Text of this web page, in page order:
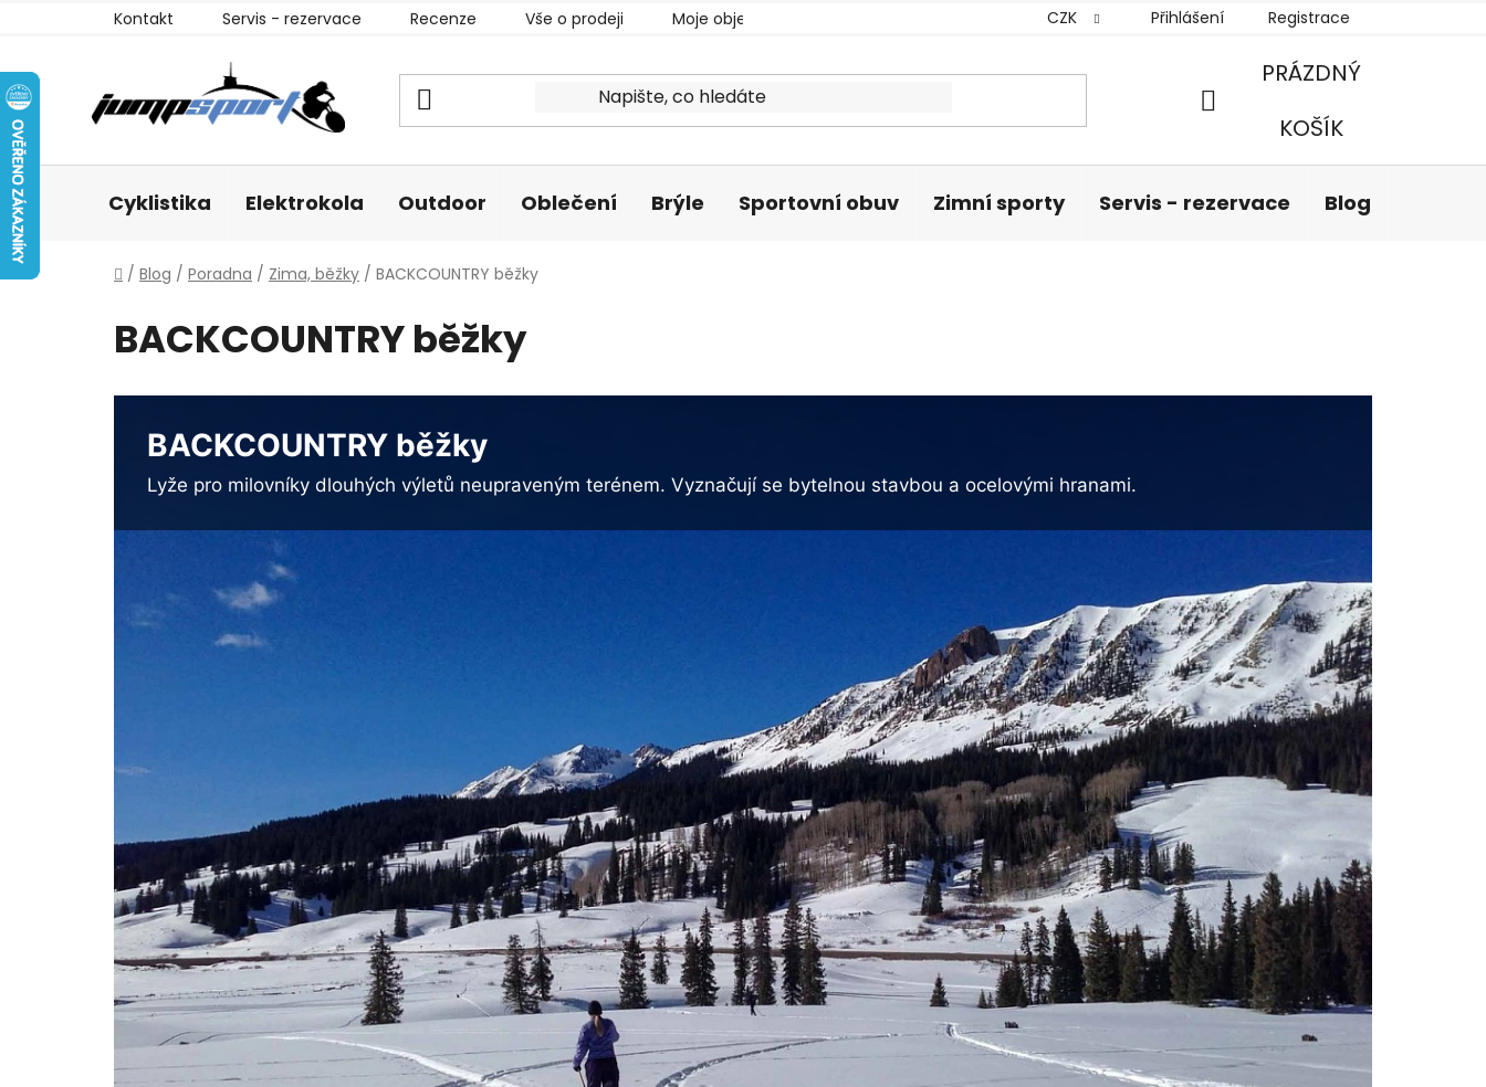
Kontakt Servis - rezervace Recenze Vše o prodeji Moje objednávka CZK Přihlášení Registrace
NÁKUPNÍ
PRÁZDNÝ
KOŠÍK
Cyklistika Elektrokola Outdoor Oblečení Brýle Sportovní obuv Zimní sporty Servis - rezervace Blog
Domů
/ Blog / Poradna / Zima, běžky / BACKCOUNTRY běžky
BACKCOUNTRY běžky
BACKCOUNTRY běžky
Lyže pro milovníky dlouhých výletů neupraveným terénem. Vyznačují se bytelnou stavbou a ocelovými hranami.